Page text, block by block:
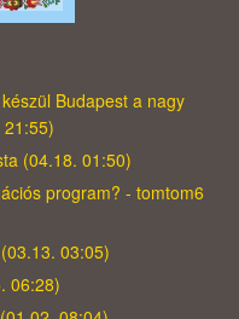
Budapest a nagy
(04.18. 01:50)
program? - tomtom6
03:05)
06:28)